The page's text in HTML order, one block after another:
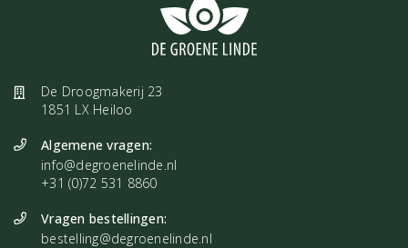
De Droogmakerij 23
1851 LX Heiloo
Algemene vragen:
info@degroenelinde.nl
+31 (0)72 531 8860
Vragen bestellingen:
bestelling@degroenelinde.nl